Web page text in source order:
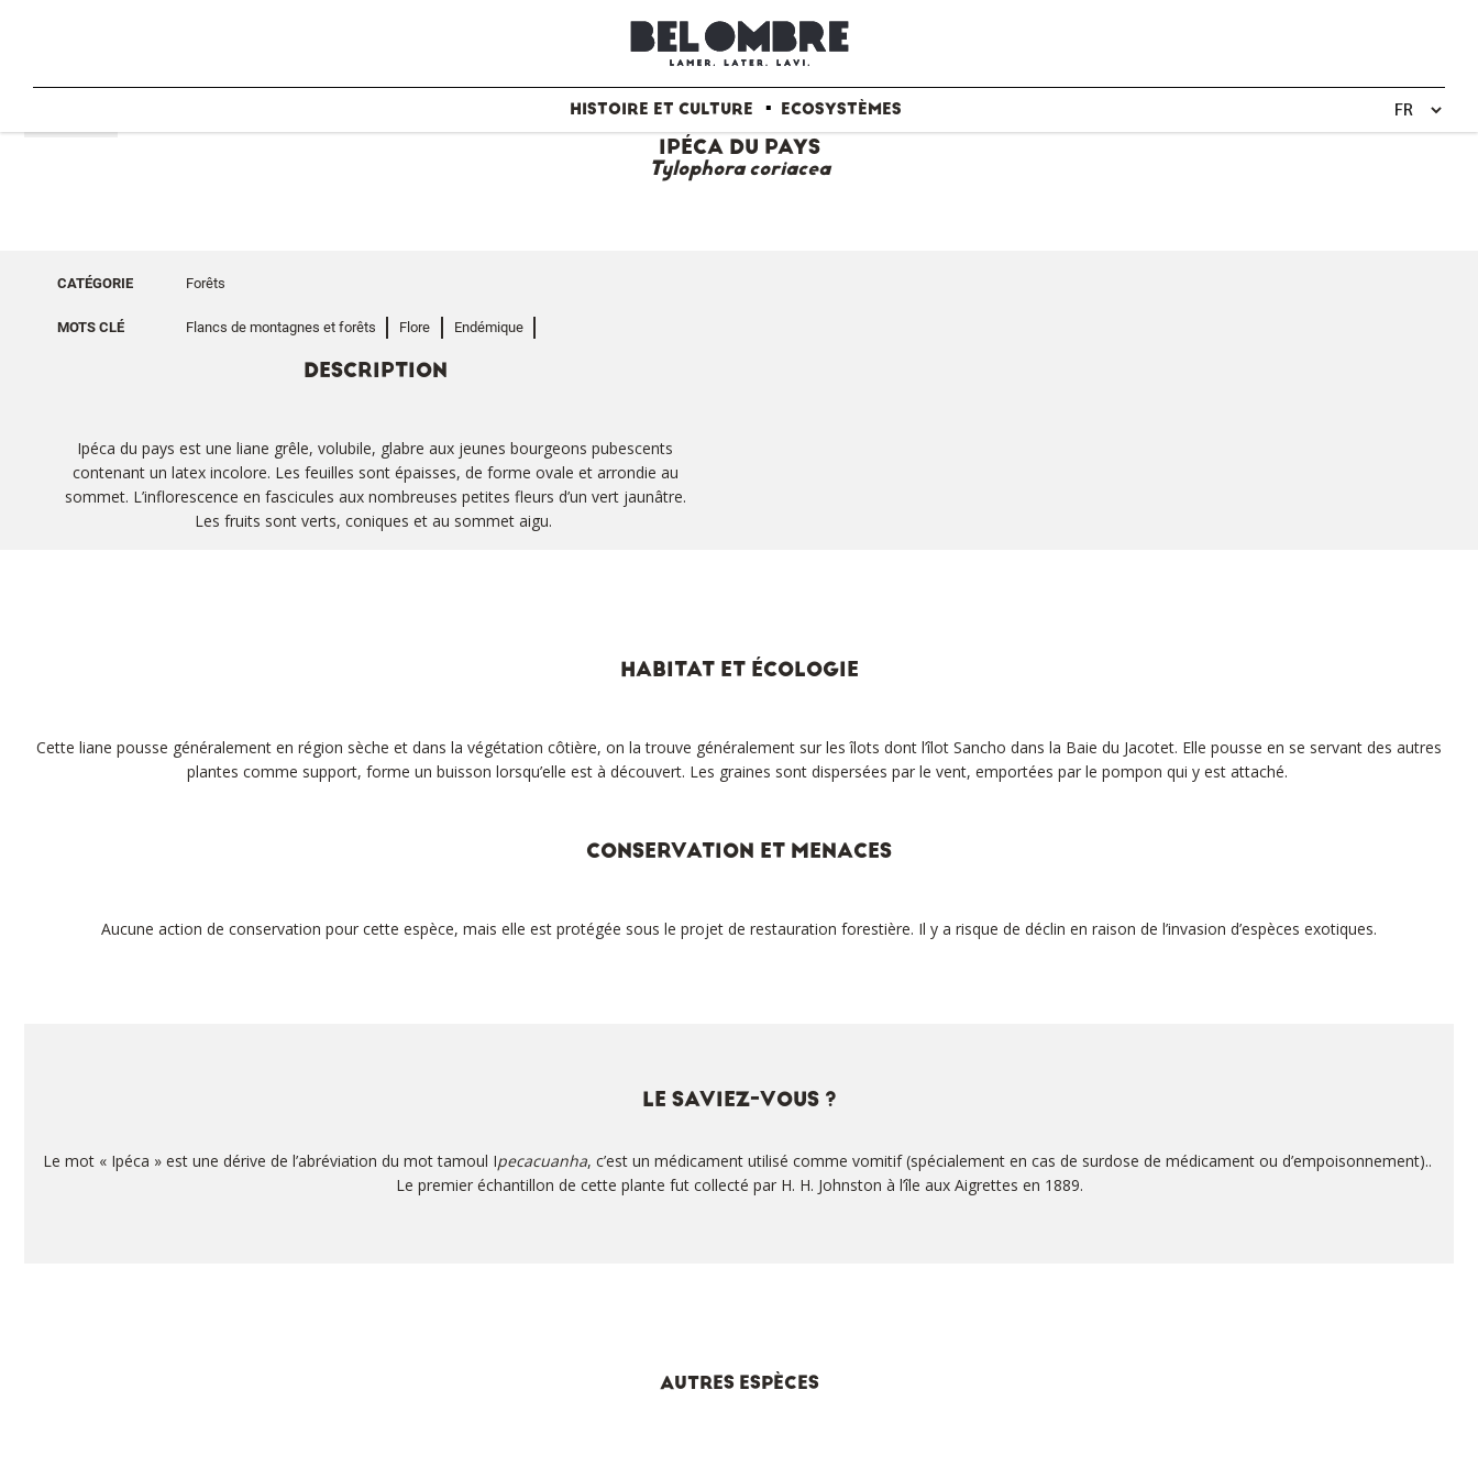
HISTOIRE ET CULTURE ECOSYSTÈMES
IPÉCA DU PAYS
Tylophora coriacea
CATÉGORIE Forêts
MOTS CLÉ Flancs de montagnes et forêts Flore Endémique
DESCRIPTION
Ipéca du pays est une liane grêle, volubile, glabre aux jeunes bourgeons pubescents
contenant un latex incolore. Les feuilles sont épaisses, de forme ovale et arrondie au
sommet. L’inflorescence en fascicules aux nombreuses petites fleurs d’un vert jaunâtre.
Les fruits sont verts, coniques et au sommet aigu.
HABITAT ET ÉCOLOGIE
Cette liane pousse généralement en région sèche et dans la végétation côtière, on la trouve généralement sur les îlots dont l’îlot Sancho dans la Baie du Jacotet. Elle pousse en se servant des autres
plantes comme support, forme un buisson lorsqu’elle est à découvert. Les graines sont dispersées par le vent, emportées par le pompon qui y est attaché.
CONSERVATION ET MENACES
Aucune action de conservation pour cette espèce, mais elle est protégée sous le projet de restauration forestière. Il y a risque de déclin en raison de l’invasion d’espèces exotiques.
LE SAVIEZ-VOUS ?
Le mot « Ipéca » est une dérive de l’abréviation du mot tamoul Ipecacuanha, c’est un médicament utilisé comme vomitif (spécialement en cas de surdose de médicament ou d’empoisonnement)..
Le premier échantillon de cette plante fut collecté par H. H. Johnston à l’île aux Aigrettes en 1889.
AUTRES ESPÈCES